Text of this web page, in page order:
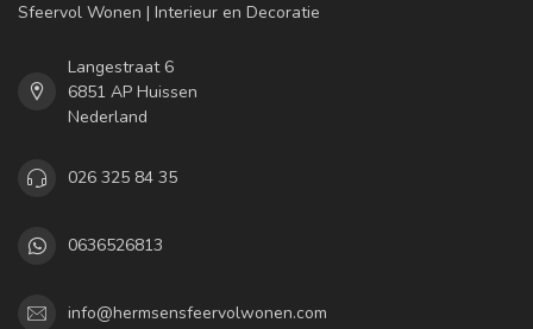
Sfeervol Wonen | Interieur en Decoratie
Langestraat 6
6851 AP Huissen
Nederland
026 325 84 35
0636526813
info@hermsensfeervolwonen.com